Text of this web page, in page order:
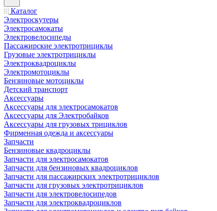
Каталог
Электроскутеры
Электросамокаты
Электровелосипеды
Пассажирские электротрициклы
Грузовые электротрициклы
Электроквадроциклы
Электромотоциклы
Бензиновые мотоциклы
Детский транспорт
Аксессуары
Аксессуары для электросамокатов
Аксессуары для Электробайков
Аксессуары для грузовых трициклов
Фирменная одежда и аксессуары
Запчасти
Бензиновые квадроциклы
Запчасти для электросамокатов
Запчасти для бензиновых квадроциклов
Запчасти для пассажирских электротрициклов
Запчасти для грузовых электротрициклов
Запчасти для электровелосипедов
Запчасти для электроквадроциклов